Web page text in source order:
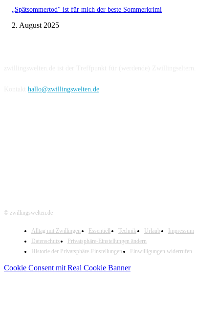
„Spätsommertod“ ist für mich der beste Sommerkrimi
2. August 2025
hallo@zwillingswelten.de
© zwillingswelten.de
Alltag mit Zwillingen Essentiell Technik Urlaub
Impressum
Datenschutz
Privatsphäre-Einstellungen ändern
Historie der Privatsphäre-Einstellungen
Einwilligungen widerrufen
Cookie Consent mit Real Cookie Banner